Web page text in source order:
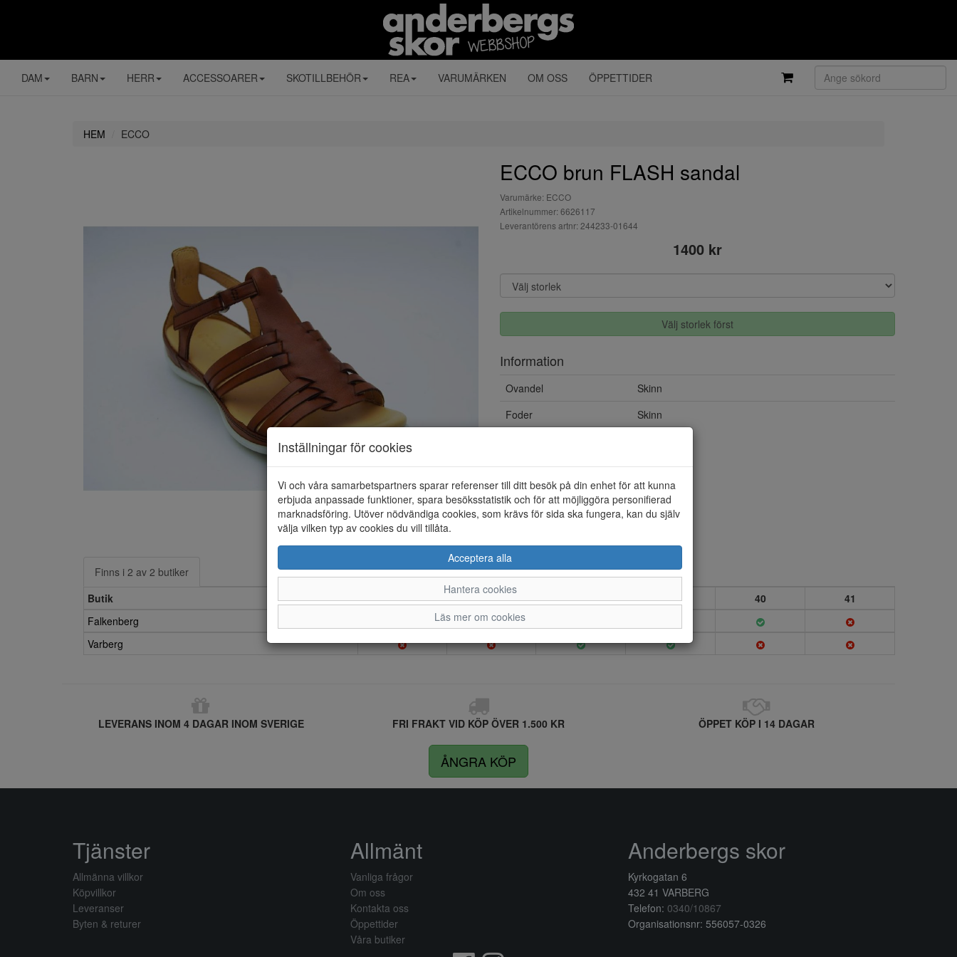
DAM BARN HERR ACCESSOARER SKOTILLBEHÖR REA VARUMÄRKEN OM OSS ÖPPETTIDER
HEM ECCO
ECCO brun FLASH sandal
Varumärke: ECCO
Artikelnummer: 6626117
Leverantörens artnr: 244233-01644
1400 kr
Välj storlek först
Information
Ovandel
Skinn
Foder
Skinn
Finns i 2 av 2 butiker
Butik
36 37 38 39 40
41
Falkenberg
Varberg
LEVERANS INOM 4 DAGAR INOM SVERIGE FRI FRAKT VID KÖP ÖVER 1.500 KR ÖPPET KÖP I 14 DAGAR
ÅNGRA KÖP
Inställningar för cookies
Vi och våra samarbetspartners sparar referenser till ditt besök på din enhet för att kunna
erbjuda anpassade funktioner, spara besöksstatistik och för att möjliggöra personifierad
marknadsföring. Utöver nödvändiga cookies, som krävs för sida ska fungera, kan du själv
välja vilken typ av cookies du vill tillåta.
Acceptera alla
Hantera cookies
Läs mer om cookies
Tjänster
Allmänna villkor
Köpvillkor
Leveranser
Byten & returer
Allmänt
Vanliga frågor
Om oss
Kontakta oss
Öppettider
Våra butiker
Anderbergs skor
Kyrkogatan 6
432 41 VARBERG
Telefon: 0340/10867
Organisationsnr: 556057-0326